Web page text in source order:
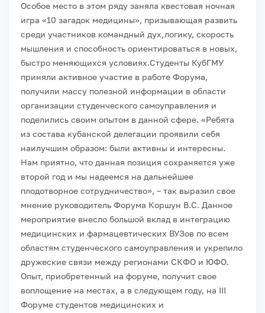
Особое место в этом ряду заняла квестовая ночная
игра «10 загадок медицины», призывающая развить
среди участников командный дух,логику, скорость
мышления и способность ориентироваться в новых,
быстро меняющихся условиях.Студенты КубГМУ
приняли активное участие в работе Форума,
получили массу полезной информации в области
организации студенческого самоуправления и
поделились своим опытом в данной сфере. «Ребята
из состава кубанской делегации проявили себя
наилучшим образом: были активны и интересны.
Нам приятно, что данная позиция сохраняется уже
второй год и мы надеемся на дальнейшее
плодотворное сотрудничество», – так выразил свое
мнение руководитель Форума Коршун В.С. Данное
мероприятие внесло большой вклад в интеграцию
медицинских и фармацевтических ВУЗов по всем
областям студенческого самоуправления и укрепило
дружеские связи между регионами СКФО и ЮФО.
Опыт, приобретенный на форуме, получит свое
воплощение на местах, а в следующем году, на III
Форуме студентов медицинских и